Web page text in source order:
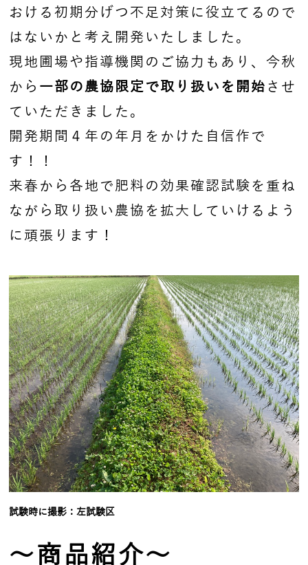
おける初期分げつ不足対策に役立てるので
はないかと考え開発いたしました。
現地圃場や指導機関のご協力もあり、今秋
から 一部の農協限定で取り扱いを開始 させ
ていただきました。
開発期間４年の年月をかけた自信作で
す！！
来春から各地で肥料の効果確認試験を重ね
ながら取り扱い農協を拡大していけるよう
に頑張ります！
試験時に撮影：左試験区
～商品紹介～